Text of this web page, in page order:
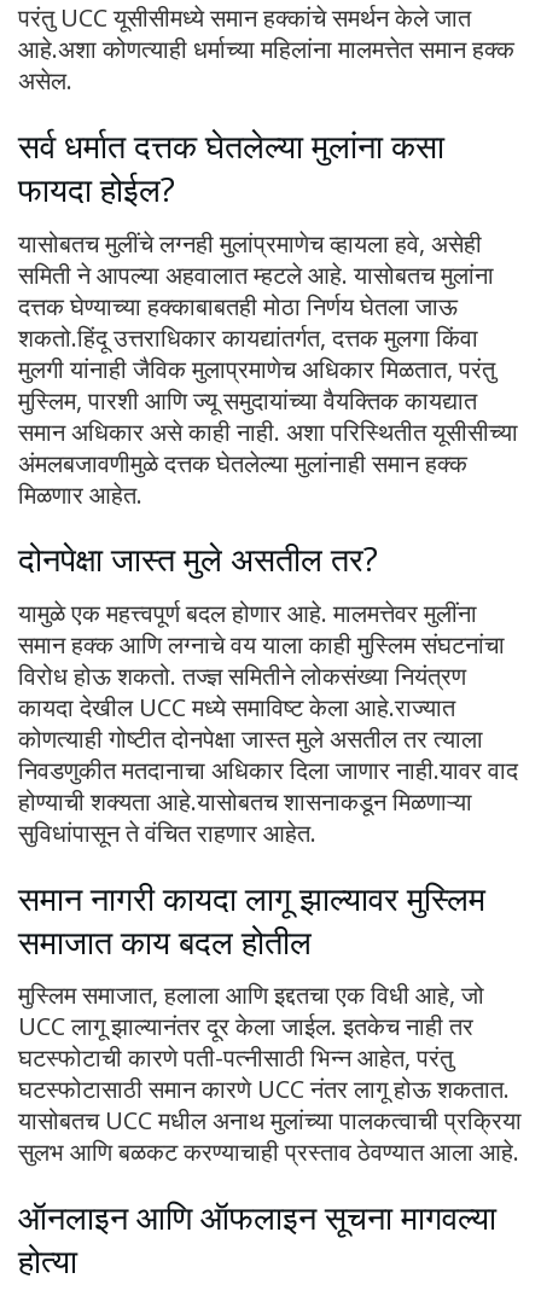
परंतु UCC यूसीसीमध्ये समान हक्कांचे समर्थन केले जात
आहे.अशा कोणत्याही धर्माच्या महिलांना मालमत्तेत समान हक्क
असेल.
सर्व धर्मात दत्तक घेतलेल्या मुलांना कसा
फायदा होईल?
यासोबतच मुलींचे लग्नही मुलांप्रमाणेच व्हायला हवे, असेही
समिती ने आपल्या अहवालात म्हटले आहे. यासोबतच मुलांना
दत्तक घेण्याच्या हक्काबाबतही मोठा निर्णय घेतला जाऊ
शकतो.हिंदू उत्तराधिकार कायद्यांतर्गत, दत्तक मुलगा किंवा
मुलगी यांनाही जैविक मुलाप्रमाणेच अधिकार मिळतात, परंतु
मुस्लिम, पारशी आणि ज्यू समुदायांच्या वैयक्तिक कायद्यात
समान अधिकार असे काही नाही. अशा परिस्थितीत यूसीसीच्या
अंमलबजावणीमुळे दत्तक घेतलेल्या मुलांनाही समान हक्क
मिळणार आहेत.
दोनपेक्षा जास्त मुले असतील तर?
यामुळे एक महत्त्वपूर्ण बदल होणार आहे. मालमत्तेवर मुलींना
समान हक्क आणि लग्नाचे वय याला काही मुस्लिम संघटनांचा
विरोध होऊ शकतो. तज्ज्ञ समितीने लोकसंख्या नियंत्रण
कायदा देखील UCC मध्ये समाविष्ट केला आहे.राज्यात
कोणत्याही गोष्टीत दोनपेक्षा जास्त मुले असतील तर त्याला
निवडणुकीत मतदानाचा अधिकार दिला जाणार नाही.यावर वाद
होण्याची शक्यता आहे.यासोबतच शासनाकडून मिळणाऱ्या
सुविधांपासून ते वंचित राहणार आहेत.
समान नागरी कायदा लागू झाल्यावर मुस्लिम
समाजात काय बदल होतील
मुस्लिम समाजात, हलाला आणि इद्दतचा एक विधी आहे, जो
UCC लागू झाल्यानंतर दूर केला जाईल. इतकेच नाही तर
घटस्फोटाची कारणे पती-पत्नीसाठी भिन्न आहेत, परंतु
घटस्फोटासाठी समान कारणे UCC नंतर लागू होऊ शकतात.
यासोबतच UCC मधील अनाथ मुलांच्या पालकत्वाची प्रक्रिया
सुलभ आणि बळकट करण्याचाही प्रस्ताव ठेवण्यात आला आहे.
ऑनलाइन आणि ऑफलाइन सूचना मागवल्या
होत्या